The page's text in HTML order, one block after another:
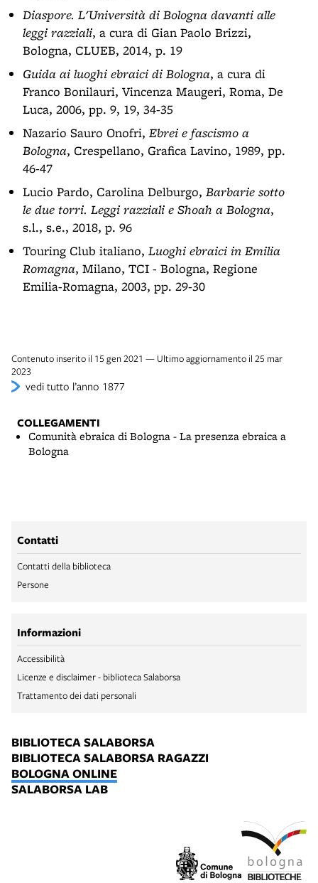
Diaspore. L'Università di Bologna davanti alle
leggi razziali, a cura di Gian Paolo Brizzi,
Bologna, CLUEB, 2014, p. 19
Guida ai luoghi ebraici di Bologna, a cura di
Franco Bonilauri, Vincenza Maugeri, Roma, De
Luca, 2006, pp. 9, 19, 34-35
Nazario Sauro Onofri, Ebrei e fascismo a
Bologna, Crespellano, Grafica Lavino, 1989, pp.
46-47
Lucio Pardo, Carolina Delburgo, Barbarie sotto
le due torri. Leggi razziali e Shoah a Bologna,
s.l., s.e., 2018, p. 96
Touring Club italiano, Luoghi ebraici in Emilia
Romagna, Milano, TCI - Bologna, Regione
Emilia-Romagna, 2003, pp. 29-30
Contenuto inserito il 15 gen 2021 — Ultimo aggiornamento il 25 mar
2023
vedi tutto l’anno 1877
COLLEGAMENTI
Comunità ebraica di Bologna - La presenza ebraica a
Bologna
Contatti
Contatti della biblioteca
Persone
Informazioni
Accessibilità
Licenze e disclaimer - biblioteca Salaborsa
Trattamento dei dati personali
BIBLIOTECA SALABORSA
BIBLIOTECA SALABORSA RAGAZZI
BOLOGNA ONLINE
SALABORSA LAB